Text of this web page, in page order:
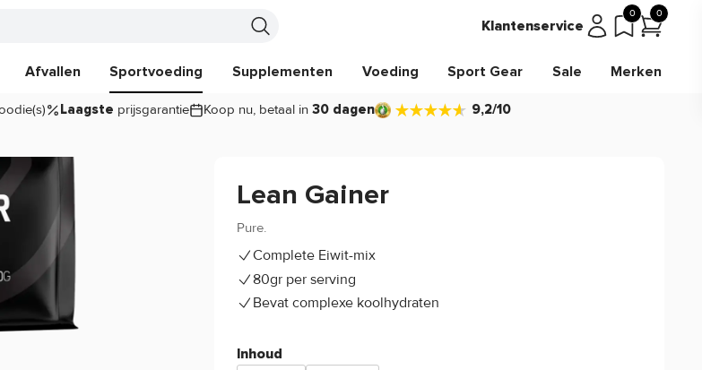
Klantenservice
0 0
Afvallen Sportvoeding Supplementen Voeding Sport Gear Sale Merken
Laagste prijsgarantie Koop nu, betaal in 30 dagen 9,2/10
Lean Gainer
Pure.
Complete Eiwit-mix
80gr per serving
Bevat complexe koolhydraten
Inhoud